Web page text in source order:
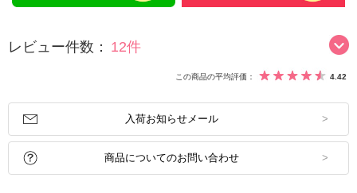
レビュー件数： 12件
この商品の平均評価： 4.42
入荷お知らせメール
商品についてのお問い合わせ